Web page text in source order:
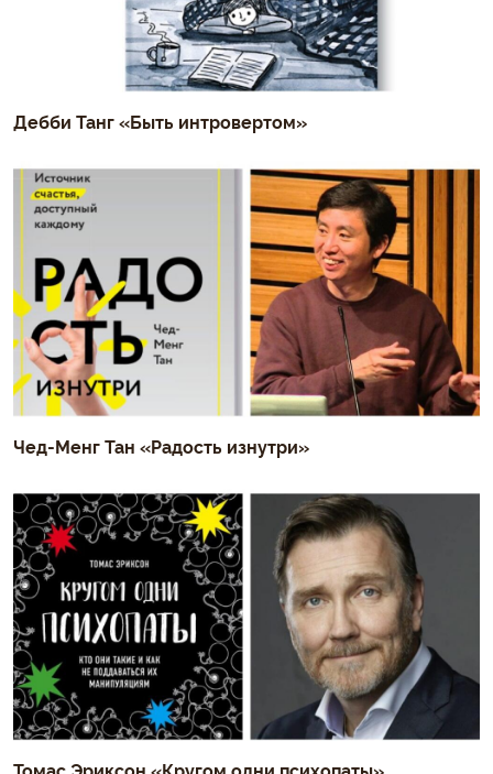
Дебби Танг «Быть интровертом»
Чед-Менг Тан «Радость изнутри»